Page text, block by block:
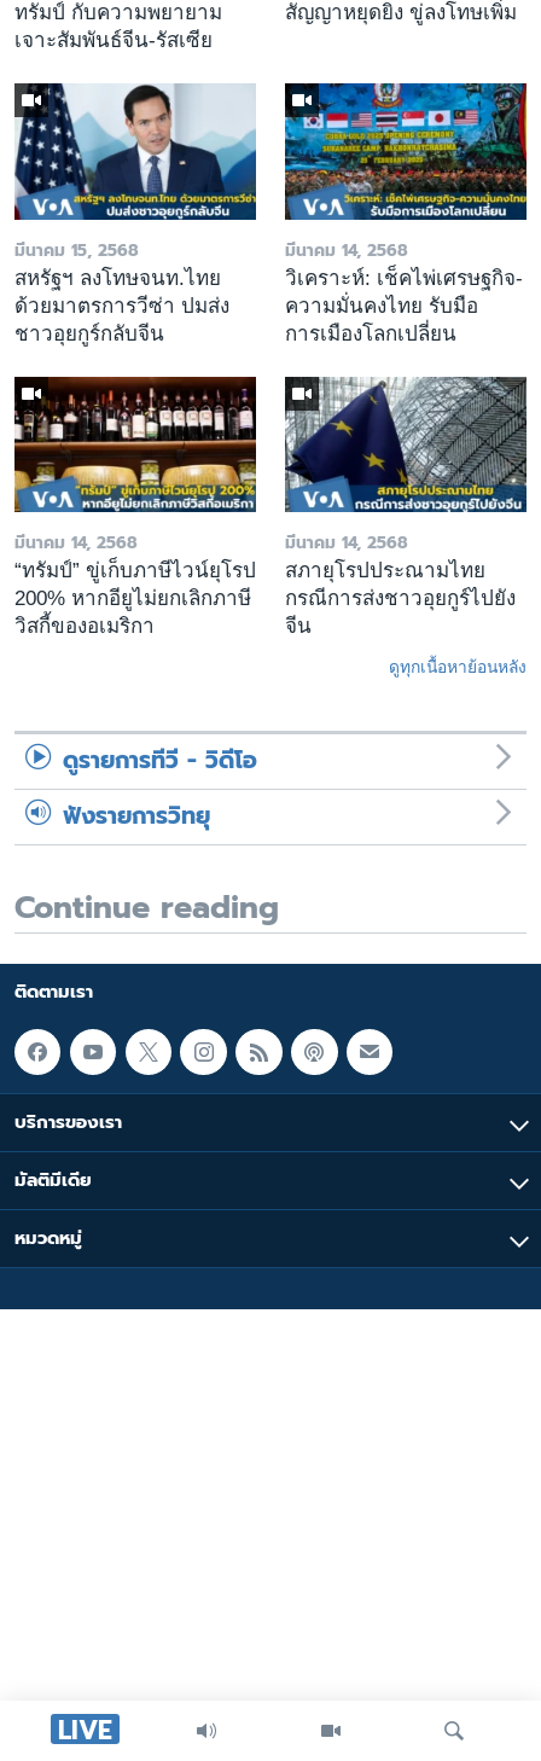
LIVE
ทรัมป์ กับความพยายาม
เจาะสัมพันธ์จีน-รัสเซีย
สัญญาหยุดยิง ขู่ลงโทษเพิ่ม
มีนาคม 15, 2568
สหรัฐฯ ลงโทษจนท.ไทย
ด้วยมาตรการวีซ่า ปมส่ง
ชาวอุยกูร์กลับจีน
มีนาคม 14, 2568
วิเคราะห์: เช็คไพ่เศรษฐกิจ-
ความมั่นคงไทย รับมือ
การเมืองโลกเปลี่ยน
มีนาคม 14, 2568
“ทรัมป์” ขู่เก็บภาษีไวน์ยุโรป
200% หากอียูไม่ยกเลิกภาษี
วิสกี้ของอเมริกา
มีนาคม 14, 2568
สภายุโรปประณามไทย
กรณีการส่งชาวอุยกูร์ไปยัง
จีน
ดูทุกเนื้อหาย้อนหลัง
ดูรายการทีวี - วิดีโอ
ฟังรายการวิทยุ
Continue reading
ติดตามเรา
บริการของเรา
มัลติมีเดีย
หมวดหมู่